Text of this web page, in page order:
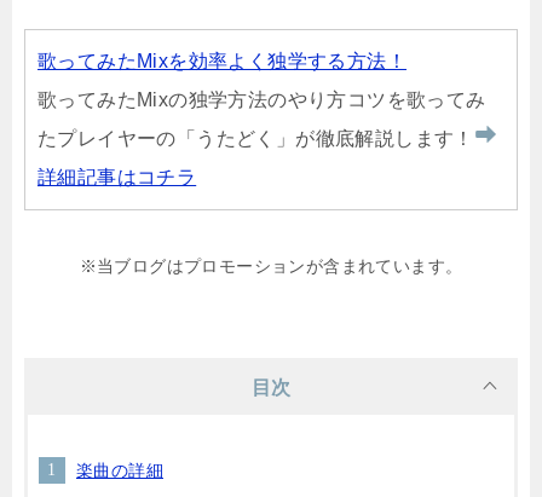
歌ってみたMixを効率よく独学する方法！
歌ってみたMixの独学方法のやり方コツを歌ってみ
たプレイヤーの「うたどく」が徹底解説します！
詳細記事はコチラ
※当ブログはプロモーションが含まれています。
目次
楽曲の詳細